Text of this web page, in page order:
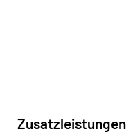
Zusatzleistungen